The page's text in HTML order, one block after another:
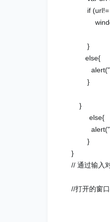
if (url!=
}
else{
}
}
else{
}
}
// 通过输入
//打开的窗口